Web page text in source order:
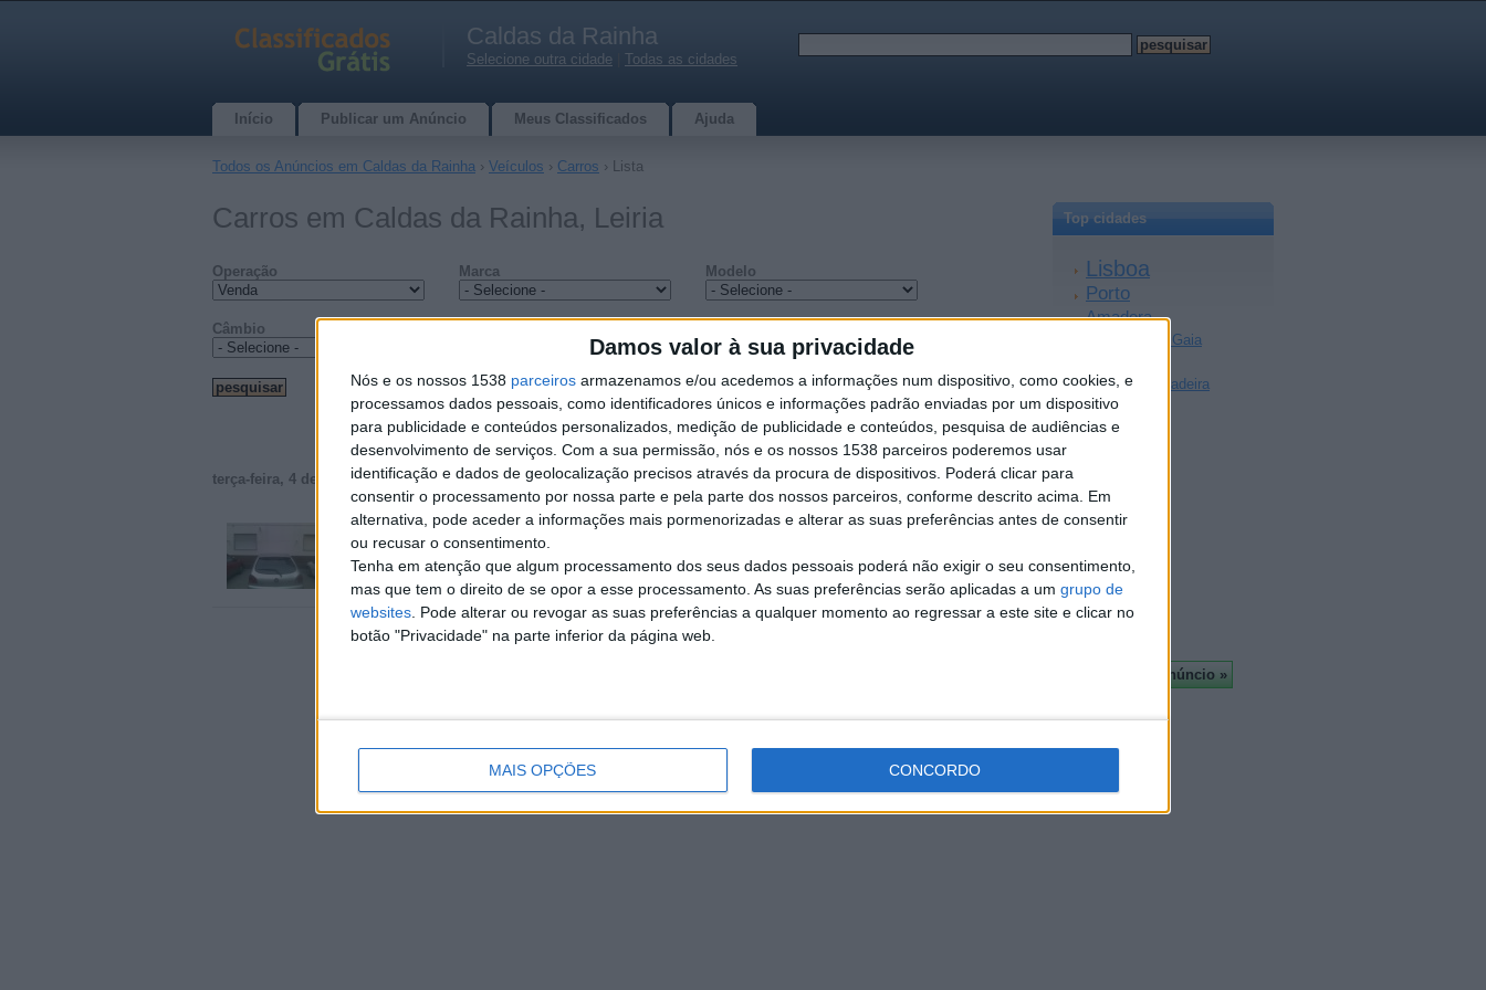
Damos valor à sua privacidade
Nós e os nossos 1538 parceiros armazenamos e/ou acedemos a informações num dispositivo, como cookies, e
processamos dados pessoais, como identificadores únicos e informações padrão enviadas por um dispositivo
para publicidade e conteúdos personalizados, medição de publicidade e conteúdos, pesquisa de audiências e
desenvolvimento de serviços. Com a sua permissão, nós e os nossos 1538 parceiros poderemos usar
identificação e dados de geolocalização precisos através da procura de dispositivos. Poderá clicar para
consentir o processamento por nossa parte e pela parte dos nossos parceiros, conforme descrito acima. Em
alternativa, pode aceder a informações mais pormenorizadas e alterar as suas preferências antes de consentir
ou recusar o consentimento.
Tenha em atenção que algum processamento dos seus dados pessoais poderá não exigir o seu consentimento,
mas que tem o direito de se opor a esse processamento. As suas preferências serão aplicadas a um grupo de
websites . Pode alterar ou revogar as suas preferências a qualquer momento ao regressar a este site e clicar no
botão "Privacidade" na parte inferior da página web.
MAIS OPÇÕES CONCORDO
Caldas da Rainha
Selecione outra cidade Todas as cidades
Início Publicar um Anúncio Meus Classificados Ajuda
Todos os Anúncios em Caldas da Rainha › Veículos › Carros › Lista
Carros em Caldas da Rainha, Leiria
Operação Marca Modelo
Câmbio
terça-feira, 4 de outubro de 2011
Ford Fiesta 1998, Manual, 1,2 litres
Ford fiesta versao tecno, 16 valvulas , 5 portas direçao assistida vidros electricos fecho
central…
Leiria › Caldas da Rainha
Top cidades
Lisboa
Porto
Amadora
Vila Nova de Gaia
Achada da Madeira
Coimbra
Sintra
Faro
Almada
Leiria
Viseu
Mais